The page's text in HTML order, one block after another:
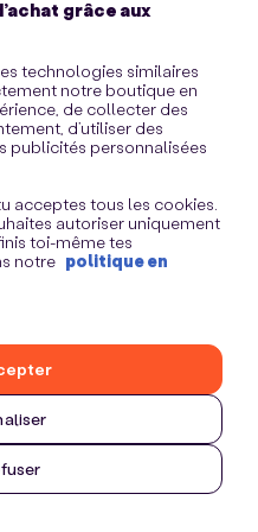
grâce aux
technologies similaires
notre boutique en
de collecter des
d’utiliser des
publicités personnalisées
acceptes tous les cookies.
autoriser uniquement
toi-même tes
notre politique en